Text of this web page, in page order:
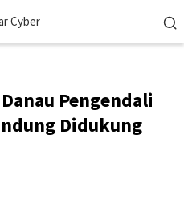
Pengendali
Didukung